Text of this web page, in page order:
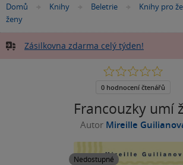
Nacházíte
se
Domů »
Knihy »
Beletrie »
Knihy pro
ženy
Zásilkovna zdarma celý týden!
Francouzky umí
Autor Mireille
Nedostupné
0.0
5
0 hodnocení čtenářů